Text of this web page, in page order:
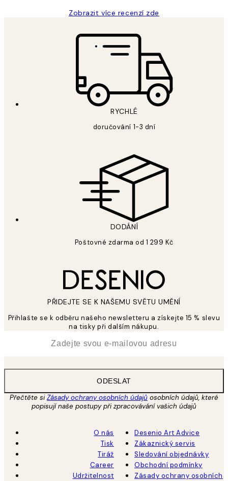
Zobrazit více recenzí zde
RYCHLÉ
doručování 1-3 dní
DODÁNÍ
Poštovné zdarma od 1 299 Kč
PŘIDEJTE SE K NAŠEMU SVĚTU UMĚNÍ
Přihlašte se k odběru našeho newsletteru a získejte 15 % slevu
na tisky při dalším nákupu.
ODESLAT
Přečtěte siZásady ochrany osobních údajů osobních údajů, které
popisují naše postupy při zpracovávání vašich údajů
O nás
Tisk
Tiráž
Career
Udržitelnost
Desenio Art Advice
Zákaznický servis
Sledování objednávky
Obchodní podmínky
Zásady ochrany osobních